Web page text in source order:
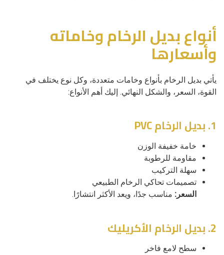
أنواع بديل الرخام وخاماته
وأسعارها
يأتي بديل الرخام بأنواع وخامات متعددة، وكل نوع يختلف في
القوة، السعر، والشكل النهائي. إليك أهم الأنواع:
1. بديل الرخام PVC
خامة خفيفة الوزن
مقاومة للرطوبة
سهلة التركيب
تصميمات تحاكي الرخام الطبيعي
السعر: مناسب جدًا، ويعد الأكثر انتشارًا.
2. بديل الرخام الأكريليك
سطح لامع فاخر